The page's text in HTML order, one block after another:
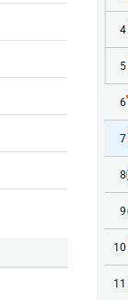
4
5
6
7
8
9
10
11